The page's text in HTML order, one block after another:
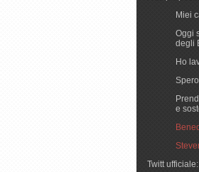
Miei
Oggi
degli
Ho
e
Twitt ufficiale: